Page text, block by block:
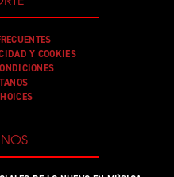
Y COOKIES